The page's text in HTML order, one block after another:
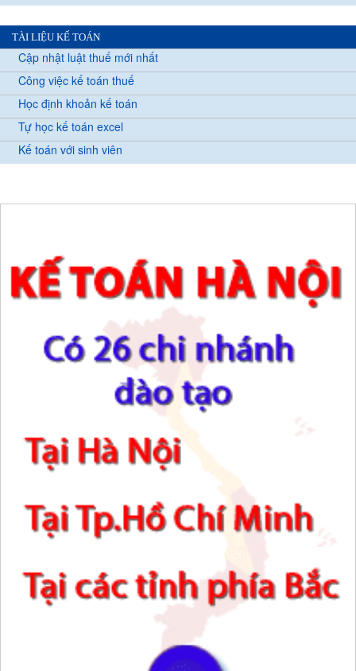
TÀI LIỆU KẾ TOÁN
Cập nhật luật thuế mới nhất
Công việc kế toán thuế
Học định khoản kế toán
Tự học kế toán excel
Kế toán với sinh viên